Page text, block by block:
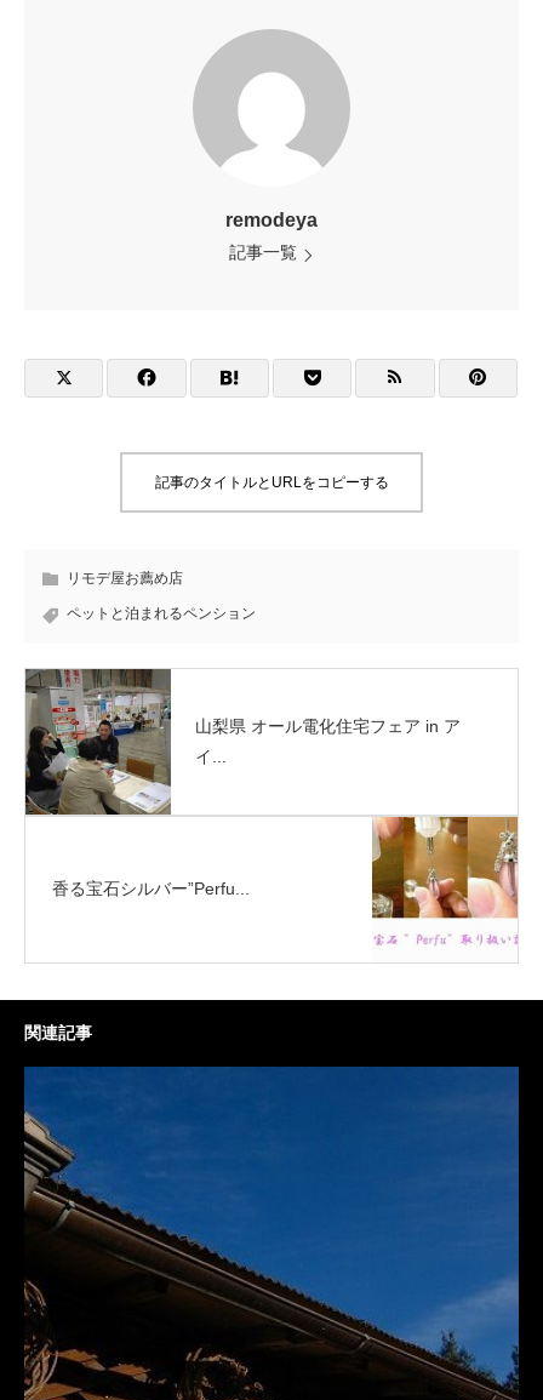
remodeya
記事一覧
記事のタイトルとURLをコピーする
リモデ屋お薦め店
ペットと泊まれるペンション
山梨県 オール電化住宅フェア in ア
イ...
香る宝石シルバー”Perfu...
関連記事